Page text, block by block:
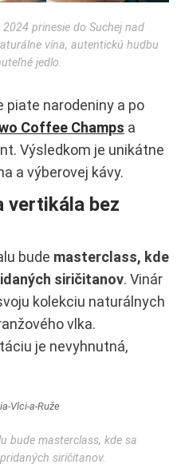
prinesie do Suchej nad
vína, autentickú hudbu
jedlo.
piate narodeniny a po
Coffee Champs a
Výsledkom je unikátne
a výberovej kávy.
vertikála bez
bude masterclass, kde
siričitanov. Vinár
kolekciu naturálnych
vlka.
je nevyhnutná,
bude masterclass, kde sa
siričitanov.